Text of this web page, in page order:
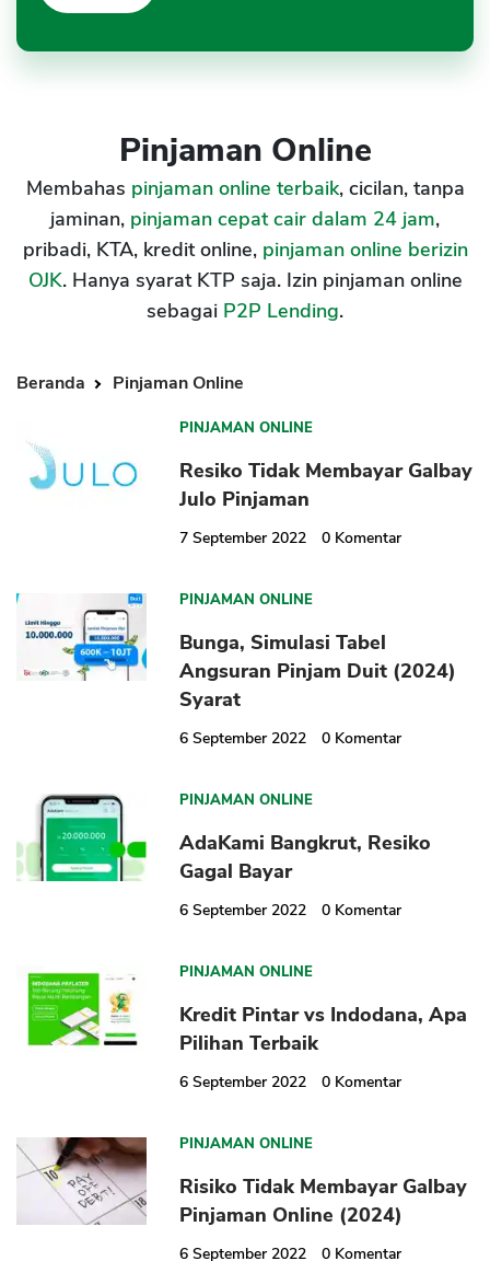
Pinjaman Online
Membahas pinjaman online terbaik, cicilan, tanpa
jaminan, pinjaman cepat cair dalam 24 jam,
pribadi, KTA, kredit online, pinjaman online berizin
OJK. Hanya syarat KTP saja. Izin pinjaman online
sebagai P2P Lending.
Beranda Pinjaman Online
PINJAMAN ONLINE
Resiko Tidak Membayar Galbay
Julo Pinjaman
7 September 2022 0 Komentar
PINJAMAN ONLINE
Bunga, Simulasi Tabel
Angsuran Pinjam Duit (2024)
Syarat
6 September 2022 0 Komentar
PINJAMAN ONLINE
AdaKami Bangkrut, Resiko
Gagal Bayar
6 September 2022 0 Komentar
PINJAMAN ONLINE
Kredit Pintar vs Indodana, Apa
Pilihan Terbaik
6 September 2022 0 Komentar
PINJAMAN ONLINE
Risiko Tidak Membayar Galbay
Pinjaman Online (2024)
6 September 2022 0 Komentar